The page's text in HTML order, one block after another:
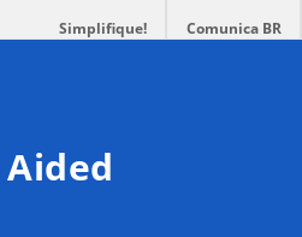
Simplifique! Comunica BR